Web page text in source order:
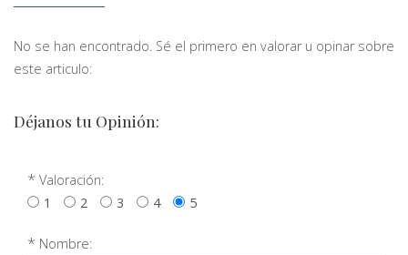
No se han encontrado. Sé el primero en valorar u opinar sobre
este articulo:
Déjanos tu Opinión:
* Valoración:
1
2 3 4 5
* Nombre: